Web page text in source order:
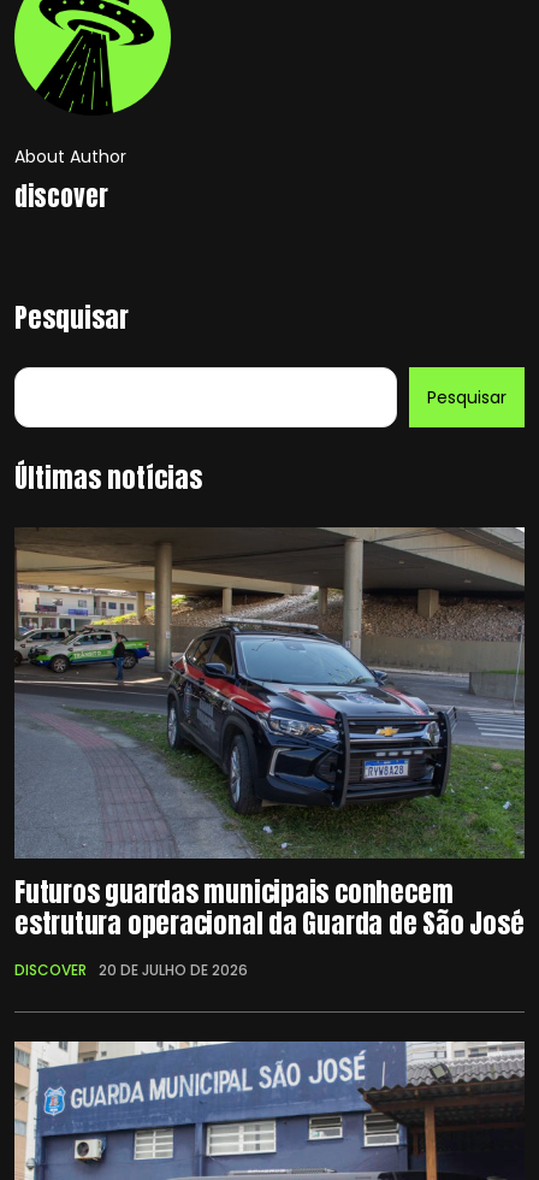
About Author
discover
Pesquisar
Pesquisar
Últimas notícias
Futuros guardas municipais conhecem
estrutura operacional da Guarda de São José
DISCOVER 20 DE JULHO DE 2026